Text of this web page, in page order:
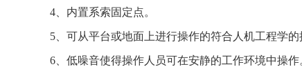
4、内置系索固定点。
5、可从平台或地面上进行操作的符合人机工程学的
6、低噪音使得操作人员可在安静的工作环境中操作